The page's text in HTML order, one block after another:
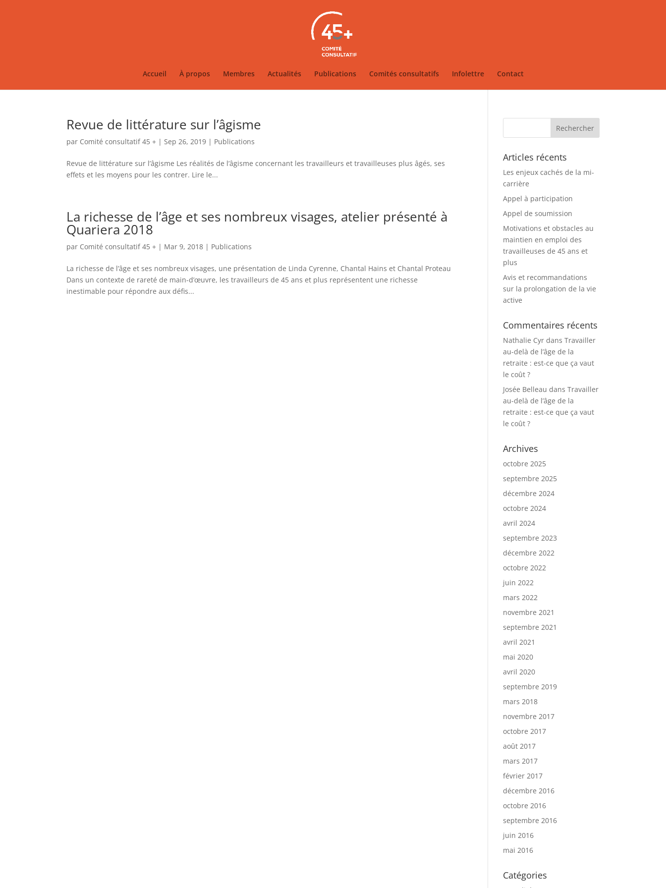
Accueil À propos Membres Actualités Publications Comités consultatifs Infolettre Contact
Revue de littérature sur l’âgisme
par Comité consultatif 45 + |Sep 26, 2019 | Publications
Revue de littérature sur l’âgisme Les réalités de l’âgisme concernant les travailleurs et travailleuses plus âgés, ses
effets et les moyens pour les contrer. Lire le...
La richesse de l’âge et ses nombreux visages, atelier présenté à
Quariera 2018
par Comité consultatif 45 + | Mar 9, 2018 | Publications
La richesse de l’âge et ses nombreux visages, une présentation de Linda Cyrenne, Chantal Hains et Chantal Proteau
Dans un contexte de rareté de main-d’œuvre, les travailleurs de 45 ans et plus représentent une richesse
inestimable pour répondre aux défis...
Articles récents
Les enjeux cachés de la mi-
carrière
Appel à participation
Appel de soumission
Motivations et obstacles au
maintien en emploi des
travailleuses de 45 ans et
plus
Avis et recommandations
sur la prolongation de la vie
active
Commentaires récents
Nathalie Cyr dansTravailler
au-delà de l’âge de la
retraite : est-ce que ça vaut
le coût ?
Josée Belleau dansTravailler
au-delà de l’âge de la
retraite : est-ce que ça vaut
le coût ?
Archives
octobre 2025
septembre 2025
décembre 2024
octobre 2024
avril 2024
septembre 2023
décembre 2022
octobre 2022
juin 2022
mars 2022
novembre 2021
septembre 2021
avril 2021
mai 2020
avril 2020
septembre 2019
mars 2018
novembre 2017
octobre 2017
août 2017
mars 2017
février 2017
décembre 2016
octobre 2016
septembre 2016
juin 2016
mai 2016
Catégories